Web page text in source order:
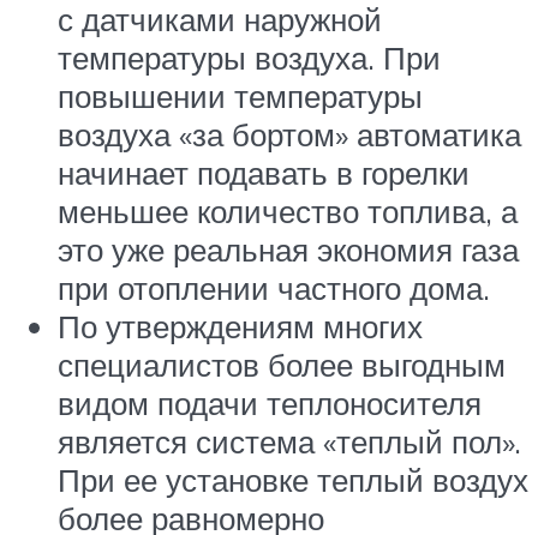
с датчиками наружной
температуры воздуха. При
повышении температуры
воздуха «за бортом» автоматика
начинает подавать в горелки
меньшее количество топлива, а
это уже реальная экономия газа
при отоплении частного дома.
По утверждениям многих
специалистов более выгодным
видом подачи теплоносителя
является система «теплый пол».
При ее установке теплый воздух
более равномерно